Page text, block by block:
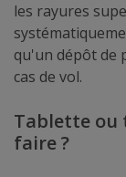
les rayures
qu'un dépôt de
cas de vol.
Tablette ou
faire ?